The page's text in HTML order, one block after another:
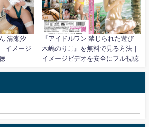
清瀬汐
イメージ
『アイドルワン 禁じられた遊び
木嶋のりこ』を無料で見る方法｜
イメージビデオを安全にフル視聴